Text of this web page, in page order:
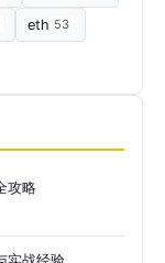
eth 53
攻略